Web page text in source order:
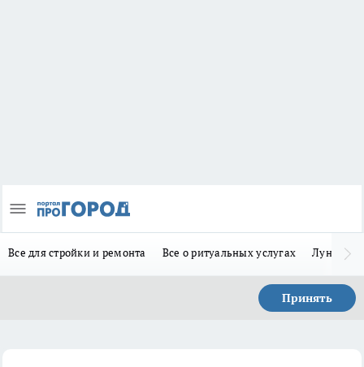
Все для стройки и ремонта Все о ритуальных услугах Лунно-
Принять